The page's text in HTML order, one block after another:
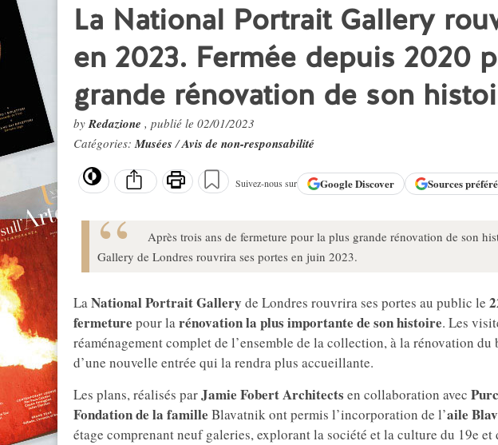
La National Portrait Gallery
en 2023. Fermée depuis 2020
grande rénovation de son
byRedazione , publié le 02/01/2023
Catégories:Musées/Avis de non-responsabilité
Suivez-nous sur GoogleDiscover Sources
Après trois ans de fermeture pour la plus grande rénovation de son
Gallery de Londres rouvrira ses portes en juin 2023.
LaNational Portrait Gallery de Londres rouvrira ses portes au public le
fermeture pour larénovation la plus importante de son histoire. Les
réaménagement complet de l’ensemble de la collection, à la rénovation du
d’une nouvelle entrée qui la rendra plus accueillante.
Les plans, réalisés parJamie Fobert Architects en collaboration avec
Fondation de la famille Blavatnik ont permis l’incorporation de l’aile
étage comprenant neuf galeries, explorant la société et la culture du 19e et